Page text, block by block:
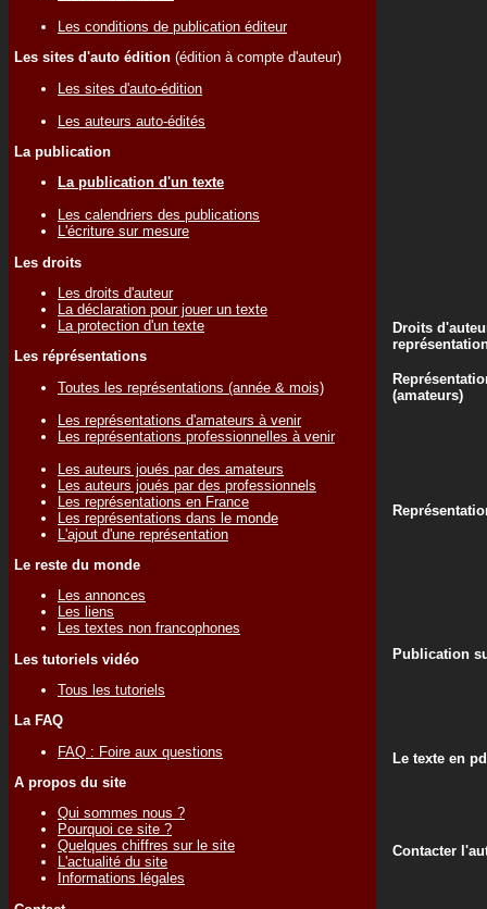
Les conditions de publication éditeur
Les sites d'auto édition (édition à compte d'auteur)
Les sites d'auto-édition
Les auteurs auto-édités
La publication
La publication d'un texte
Les calendriers des publications
L'écriture sur mesure
Les droits
Les droits d'auteur
La déclaration pour jouer un texte
La protection d'un texte
Les réprésentations
Toutes les représentations (année & mois)
Les représentations d'amateurs à venir
Les représentations professionnelles à venir
Les auteurs joués par des amateurs
Les auteurs joués par des professionnels
Les représentations en France
Les représentations dans le monde
L'ajout d'une représentation
Le reste du monde
Les annonces
Les liens
Les textes non francophones
Les tutoriels vidéo
Tous les tutoriels
La FAQ
FAQ : Foire aux questions
A propos du site
Qui sommes nous ?
Pourquoi ce site ?
Quelques chiffres sur le site
L'actualité du site
Informations légales
Droits
(amateurs)
Publication
Le texte en
Contacter